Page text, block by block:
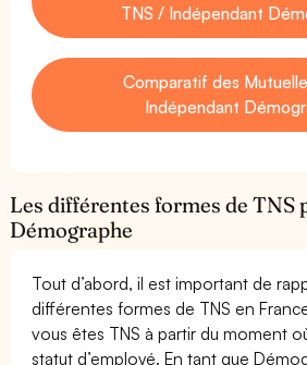
TNS / Indépendant
Comparatif des
Indépendant
Les différentes formes de TNS
Démographe
Tout d’abord, il est important de
différentes formes de TNS en
vous êtes TNS à partir du moment
statut d’employé. En tant que